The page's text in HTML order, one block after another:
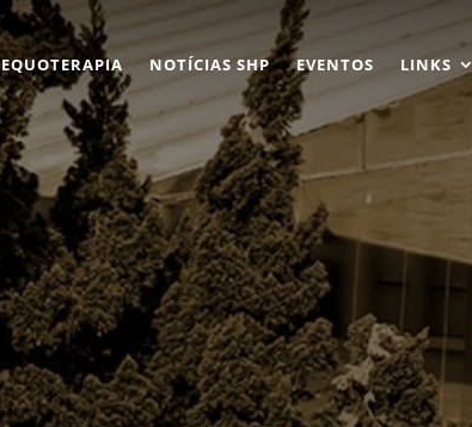
EQUOTERAPIA NOTÍCIAS SHP EVENTOS LINKS